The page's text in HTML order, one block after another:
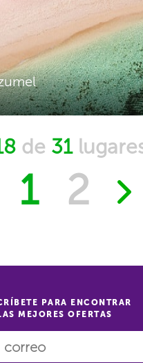
de 31
1 2
PARA ENCONTRAR
MEJORES OFERTAS